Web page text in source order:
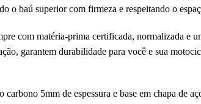
o baú superior com firmeza e respeitando o
com matéria-prima certificada, normalizada e
garantem durabilidade para você e sua
carbono 5mm de espessura e base em chapa de